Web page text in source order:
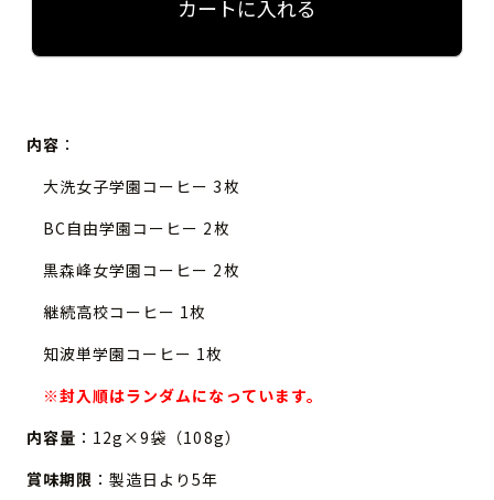
カートに入れる
内容 ：
大洗女子学園コーヒー 3枚
BC自由学園コーヒー 2枚
黒森峰女学園コーヒー 2枚
継続高校コーヒー 1枚
知波単学園コーヒー 1枚
※封入順はランダムになっています。
内容量 ：12g×9袋（108g）
賞味期限 ：製造日より5年